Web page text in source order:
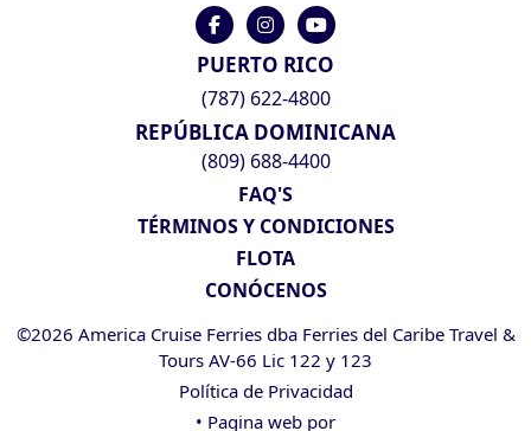
PUERTO RICO
(787) 622-4800
REPÚBLICA DOMINICANA
(809) 688-4400
FAQ'S
TÉRMINOS Y CONDICIONES
FLOTA
CONÓCENOS
©2026 America Cruise Ferries dba Ferries del Caribe Travel &
Tours AV-66 Lic 122 y 123
Política de Privacidad
• Pagina web por